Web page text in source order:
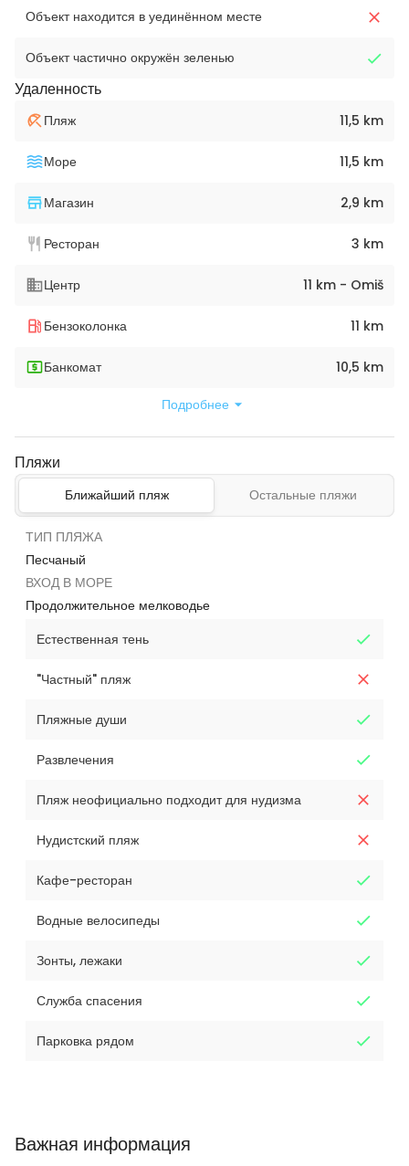
Объект находится в уединённом месте
Объект частично окружён зеленью
Удаленность
Пляж 11,5 km
Море 11,5 km
Магазин 2,9 km
Ресторан 3 km
Центр 11 km - Omiš
Бензоколонка 11 km
Банкомат 10,5 km
Подробнее
Пляжи
Ближайший пляж Остальные пляжи
ТИП ПЛЯЖА
Песчаный
ВХОД В МОРЕ
Продолжительное мелководье
Естественная тень
"Частный" пляж
Пляжные души
Развлечения
Пляж неофициально подходит для нудизма
Нудистский пляж
Кафе-ресторан
Водные велосипеды
Зонты, лежаки
Служба спасения
Парковка рядом
Важная информация